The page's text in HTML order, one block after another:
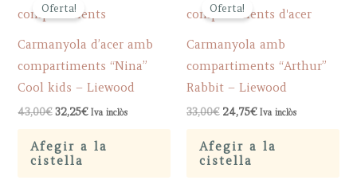
Oferta!
Carmanyola d’acer amb
compartiments “Nina”
Cool kids – Liewood
43,00€ Original
was:
43,00€.
32,25€Current
is:
32,25€.
Iva inclòs
Afegir a la
cistella
Oferta!
Carmanyola amb
compartiments “Arthur”
Rabbit – Liewood
33,00€ Original
was:
33,00€.
24,75€Current
is:
24,75€.
Iva inclòs
Afegir a la
cistella